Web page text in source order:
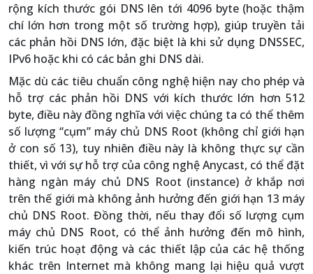
rộng kích thước gói DNS lên tới 4096 byte (hoặc thậm
chí lớn hơn trong một số trường hợp), giúp truyền tải
các phản hồi DNS lớn, đặc biệt là khi sử dụng DNSSEC,
IPv6 hoặc khi có các bản ghi DNS dài.
Mặc dù các tiêu chuẩn công nghệ hiện nay cho phép và
hỗ trợ các phản hồi DNS với kích thước lớn hơn 512
byte, điều này đồng nghĩa với việc chúng ta có thể thêm
số lượng “cụm” máy chủ DNS Root (không chỉ giới hạn
ở con số 13), tuy nhiên điều này là không thực sự cần
thiết, vì với sự hỗ trợ của công nghệ Anycast, có thể đặt
hàng ngàn máy chủ DNS Root (instance) ở khắp nơi
trên thế giới mà không ảnh hưởng đến giới hạn 13 máy
chủ DNS Root. Đồng thời, nếu thay đổi số lượng cụm
máy chủ DNS Root, có thể ảnh hưởng đến mô hình,
kiến trúc hoạt động và các thiết lập của các hệ thống
khác trên Internet mà không mang lại hiệu quả vượt